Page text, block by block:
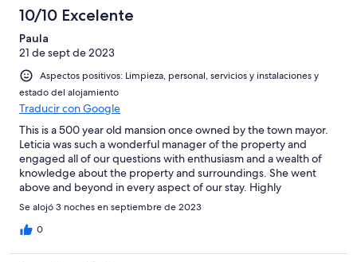
10/10 Excelente
Paula
21 de sept de 2023
Aspectos positivos: Limpieza, personal, servicios y instalaciones y
estado del alojamiento
Traducir con Google
This is a 500 year old mansion once owned by the town mayor.
Leticia was such a wonderful manager of the property and
engaged all of our questions with enthusiasm and a wealth of
knowledge about the property and surroundings. She went
above and beyond in every aspect of our stay. Highly
recommend a stay here. Amazing artwork and interior rooms for
reading, relaxing, and dining. Everything is prepared on site.
We loved our stay.
Se alojó 3 noches en septiembre de 2023
0